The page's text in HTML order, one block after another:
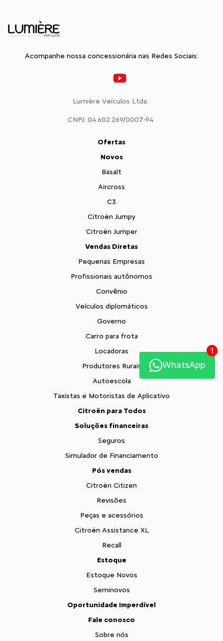
Acompanhe nossa concessionária nas Redes Sociais:
Lumière Veículos Ltda.
CNPJ: 04.602.269/0007-94
Ofertas
Novos
Basalt
Aircross
C3
Citroën Jumpy
Citroën Jumper
Vendas Diretas
Pequenas Empresas
Profissionais autônomos
Convênio
Veículos diplomáticos
Governo
Carro para frota
Locadoras
Produtores Rurais
Autoescola
Taxistas e Motoristas de Aplicativo
Citroën para Todos
Soluções financeiras
Seguros
Simulador de Financiamento
Pós vendas
Citroën Citizen
Revisões
Peças e acessórios
Citroën Assistance XL
Recall
Estoque
Estoque Novos
Seminovos
Oportunidade Imperdível
Fale conosco
Sobre nós
WhatsApp
1